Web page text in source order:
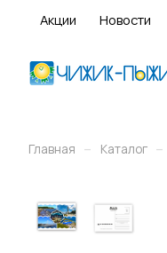
Акции Новости
Главная – Каталог –